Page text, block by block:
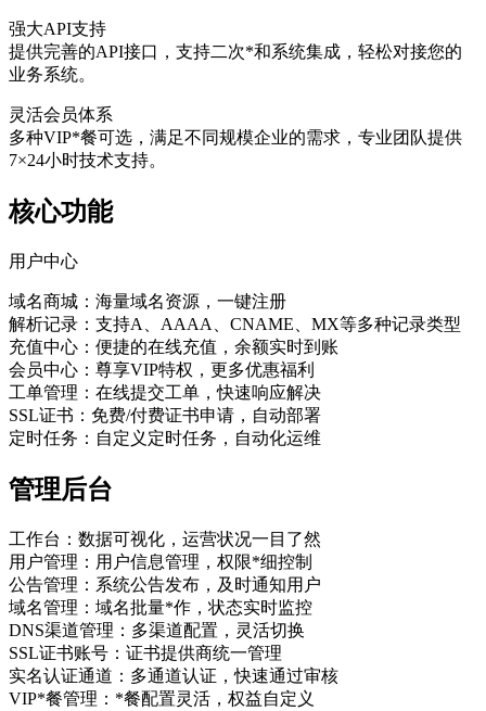
强大API支持
提供完善的API接口，支持二次*和系统集成，轻松对接您的
业务系统。
灵活会员体系
多种VIP*餐可选，满足不同规模企业的需求，专业团队提供
7×24小时技术支持。
核心功能
用户中心
域名商城：海量域名资源，一键注册
解析记录：支持A、AAAA、CNAME、MX等多种记录类型
充值中心：便捷的在线充值，余额实时到账
会员中心：尊享VIP特权，更多优惠福利
工单管理：在线提交工单，快速响应解决
SSL证书：免费/付费证书申请，自动部署
定时任务：自定义定时任务，自动化运维
管理后台
工作台：数据可视化，运营状况一目了然
用户管理：用户信息管理，权限*细控制
公告管理：系统公告发布，及时通知用户
域名管理：域名批量*作，状态实时监控
DNS渠道管理：多渠道配置，灵活切换
SSL证书账号：证书提供商统一管理
实名认证通道：多通道认证，快速通过审核
VIP*餐管理：*餐配置灵活，权益自定义